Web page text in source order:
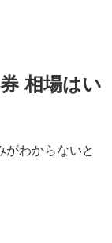
相場はい
がわからないと